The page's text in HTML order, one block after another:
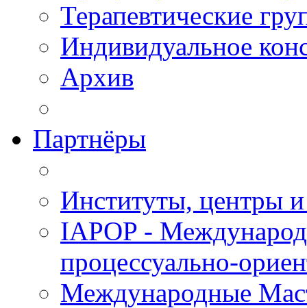
Терапевтические
Индивидуальное
Архив
Партнёры
Институты, центры
IAPOP -
процессуально-
Международные